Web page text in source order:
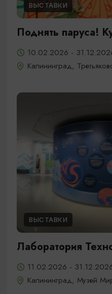
ВЫСТАВКИ
Поднять паруса!
10.02.2026 -
Калининград,
ВЫСТАВКИ
Лаборатория
11.02.2026 -
Калининград, Музей